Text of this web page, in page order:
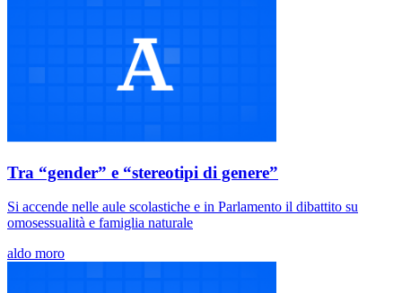
Tra “gender” e “stereotipi di genere”
Si accende nelle aule scolastiche e in Parlamento il dibattito su
omosessualità e famiglia naturale
aldo moro